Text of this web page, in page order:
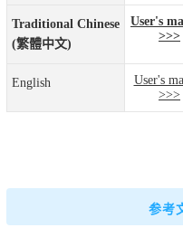
Traditional Chinese
(繁體中文)
User's
>>>
English
User's
>>>
参考